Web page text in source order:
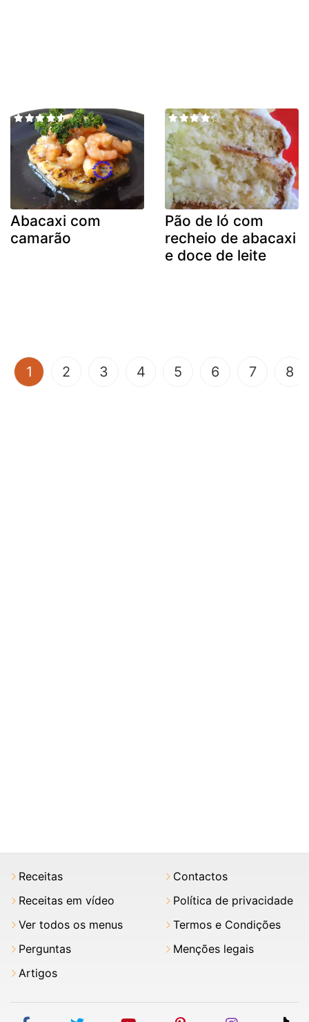
Abacaxi com
camarão
Pão de ló com
recheio de abacaxi
e doce de leite
1 (current)
2 3 4 5 6 7 8
Receitas
Receitas em vídeo
Ver todos os menus
Perguntas
Artigos
Contactos
Política de privacidade
Termos e Condições
Menções legais